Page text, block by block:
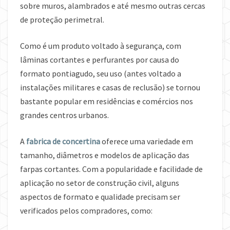
sobre muros, alambrados e até mesmo outras cercas
de proteção perimetral.
Como é um produto voltado à segurança, com
lâminas cortantes e perfurantes por causa do
formato pontiagudo, seu uso (antes voltado a
instalações militares e casas de reclusão) se tornou
bastante popular em residências e comércios nos
grandes centros urbanos.
A fabrica de concertinaoferece uma variedade em
tamanho, diâmetros e modelos de aplicação das
farpas cortantes. Com a popularidade e facilidade de
aplicação no setor de construção civil, alguns
aspectos de formato e qualidade precisam ser
verificados pelos compradores, como: